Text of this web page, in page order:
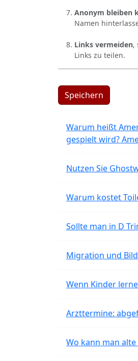
Anonym bleiben
Namen
Links vermeiden,
Links zu teilen.
Speichern
Warum heißt
gespielt wird?
Nutzen Sie
Warum kostet
Sollte man in D
Migration und
Wenn Kinder
Arzttermine:
Wo kann man alte